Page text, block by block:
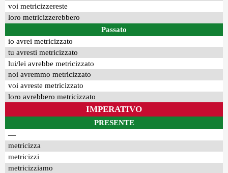
voi metricizzereste
loro metricizzerebbero
Passato
io avrei metricizzato
tu avresti metricizzato
lui/lei avrebbe metricizzato
noi avremmo metricizzato
voi avreste metricizzato
loro avrebbero metricizzato
IMPERATIVO
PRESENTE
—
metricizza
metricizzi
metricizziamo